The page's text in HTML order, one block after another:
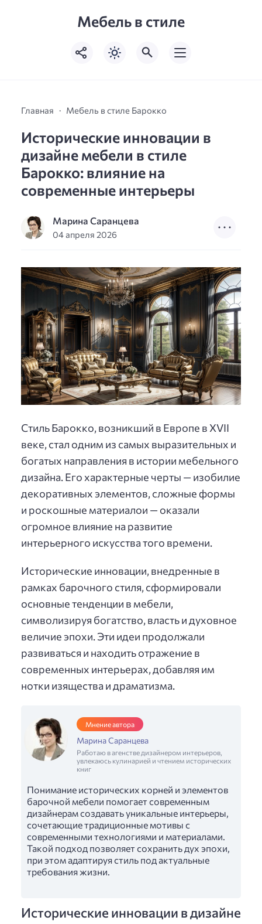
Мебель в стиле
Главная Мебель в стиле Барокко
Исторические инновации в
дизайне мебели в стиле
Барокко: влияние на
современные интерьеры
Марина Саранцева
04 апреля 2026
Стиль Барокко, возникший в Европе в XVII
веке, стал одним из самых выразительных и
богатых направления в истории мебельного
дизайна. Его характерные черты — изобилие
декоративных элементов, сложные формы
и роскошные материалои — оказали
огромное влияние на развитие
интерьерного искусства того времени.
Исторические инновации, внедренные в
рамках барочного стиля, сформировали
основные тенденции в мебели,
символизируя богатство, власть и духовное
величие эпохи. Эти идеи продолжали
развиваться и находить отражение в
современных интерьерах, добавляя им
нотки изящества и драматизма.
Мнение автора
Марина Саранцева
Работаю в агенстве дизайнером интерьеров,
увлекаюсь кулинарией и чтением исторических
книг
Понимание исторических корней и элементов
барочной мебели помогает современным
дизайнерам создавать уникальные интерьеры,
сочетающие традиционные мотивы с
современными технологиями и материалами.
Такой подход позволяет сохранить дух эпохи,
при этом адаптируя стиль под актуальные
требования жизни.
Исторические инновации в дизайне